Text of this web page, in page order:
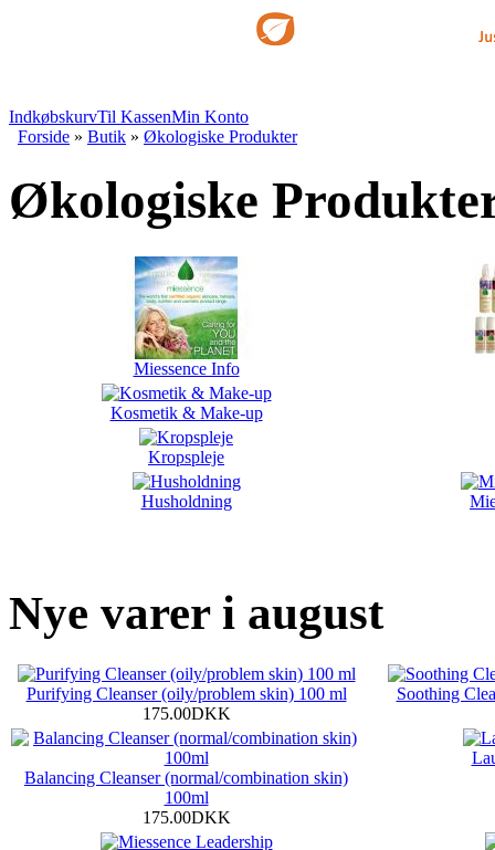
IndkøbskurvTil KassenMin Konto
Forside » Butik » Økologiske Produkter
Økologiske
Miessence Info
Kosmetik & Make-up
Kropspleje
Husholdning
Nye varer i august
Purifying Cleanser (oily/problem skin) 100 ml
175.00DKK
Soothing
Balancing Cleanser (normal/combination skin)
100ml
175.00DKK